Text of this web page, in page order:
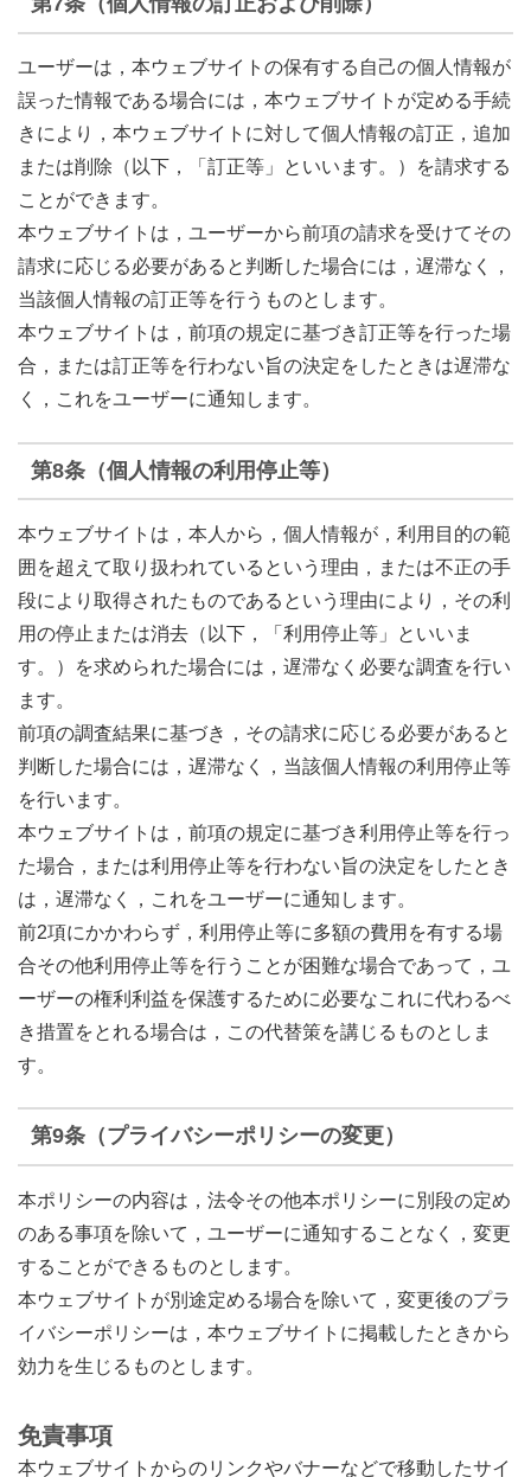
ユーザーは，本ウェブサイトの保有する自己の個人情報が
誤った情報である場合には，本ウェブサイトが定める手続
きにより，本ウェブサイトに対して個人情報の訂正，追加
または削除（以下，「訂正等」といいます。）を請求する
ことができます。
本ウェブサイトは，ユーザーから前項の請求を受けてその
請求に応じる必要があると判断した場合には，遅滞なく，
当該個人情報の訂正等を行うものとします。
本ウェブサイトは，前項の規定に基づき訂正等を行った場
合，または訂正等を行わない旨の決定をしたときは遅滞な
く，これをユーザーに通知します。
第8条（個人情報の利用停止等）
本ウェブサイトは，本人から，個人情報が，利用目的の範
囲を超えて取り扱われているという理由，または不正の手
段により取得されたものであるという理由により，その利
用の停止または消去（以下，「利用停止等」といいま
す。）を求められた場合には，遅滞なく必要な調査を行い
ます。
前項の調査結果に基づき，その請求に応じる必要があると
判断した場合には，遅滞なく，当該個人情報の利用停止等
を行います。
本ウェブサイトは，前項の規定に基づき利用停止等を行っ
た場合，または利用停止等を行わない旨の決定をしたとき
は，遅滞なく，これをユーザーに通知します。
前2項にかかわらず，利用停止等に多額の費用を有する場
合その他利用停止等を行うことが困難な場合であって，ユ
ーザーの権利利益を保護するために必要なこれに代わるべ
き措置をとれる場合は，この代替策を講じるものとしま
す。
第9条（プライバシーポリシーの変更）
本ポリシーの内容は，法令その他本ポリシーに別段の定め
のある事項を除いて，ユーザーに通知することなく，変更
することができるものとします。
本ウェブサイトが別途定める場合を除いて，変更後のプラ
イバシーポリシーは，本ウェブサイトに掲載したときから
効力を生じるものとします。
免責事項
本ウェブサイトからのリンクやバナーなどで移動したサイ